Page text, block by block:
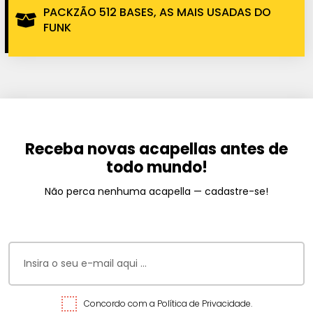
PACKZÃO 512 BASES, AS MAIS USADAS DO
FUNK
Receba novas acapellas antes de
todo mundo!
Não perca nenhuma acapella — cadastre-se!
Concordo com a Política de Privacidade.